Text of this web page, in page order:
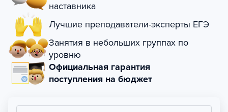
наставника
Лучшие преподаватели-эксперты ЕГЭ
Занятия в небольших группах по
уровню
Официальная гарантия
поступления на бюджет